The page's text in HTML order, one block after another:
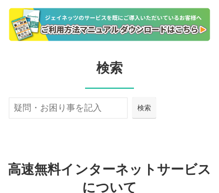
検索
検
索
検索
高速無料インターネットサービス
について